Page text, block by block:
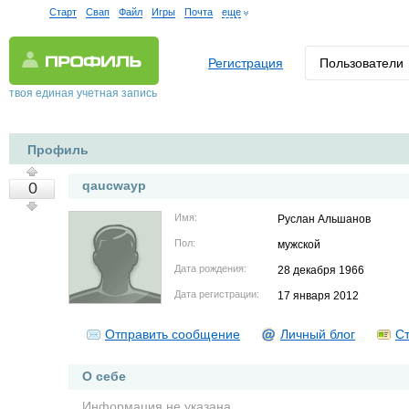
Старт Свап Файл Игры Почта еще
твоя единая учетная запись
Регистрация Пользователи
Профиль
0 qaucwayp
Имя: Руслан Альшанов
Пол: мужской
Дата рождения: 28 декабря 1966
Дата регистрации: 17 января 2012
Отправить сообщение Личный блог
О себе